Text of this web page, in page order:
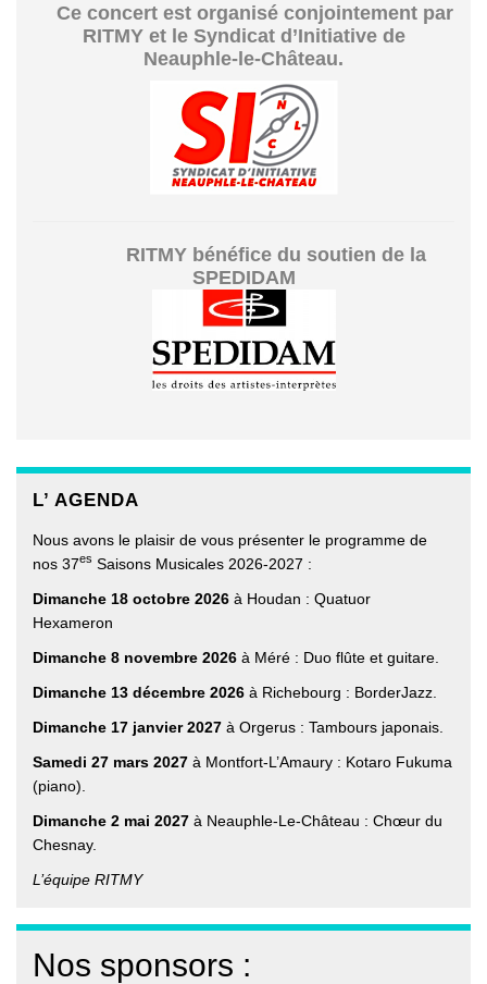
Ce concert est organisé conjointement par
RITMY et le Syndicat d’Initiative de
Neauphle-le-Château.
RITMY bénéfice du soutien de la
SPEDIDAM
L’ AGENDA
Nous avons le plaisir de vous présenter le programme de
nos 37es Saisons Musicales 2026-2027 :
Dimanche 18 octobre 2026 à Houdan : Quatuor
Hexameron
Dimanche 8 novembre 2026 à Méré : Duo flûte et guitare.
Dimanche 13 décembre 2026 à Richebourg : BorderJazz.
Dimanche 17 janvier 2027 à Orgerus : Tambours japonais.
Samedi 27 mars 2027 à Montfort-L’Amaury : Kotaro Fukuma
(piano).
Dimanche 2 mai 2027 à Neauphle-Le-Château : Chœur du
Chesnay.
L’équipe RITMY
Nos sponsors :